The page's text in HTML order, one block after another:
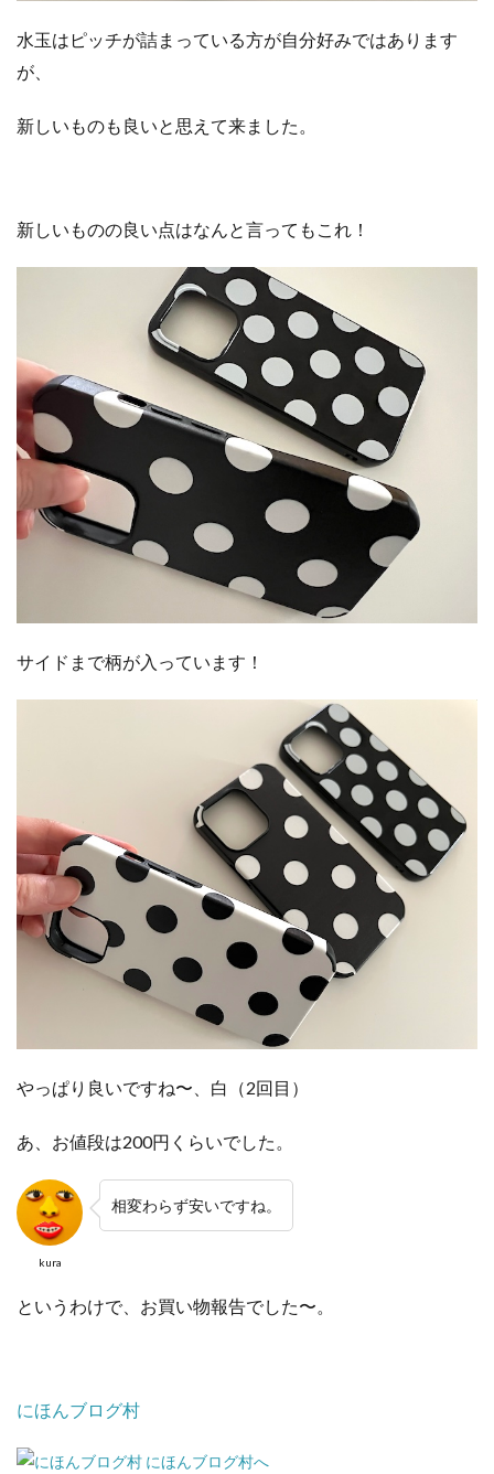
水玉はピッチが詰まっている方が自分好みではあります
が、
新しいものも良いと思えて来ました。
新しいものの良い点はなんと言ってもこれ！
サイドまで柄が入っています！
やっぱり良いですね〜、白（2回目）
あ、お値段は200円くらいでした。
kura
相変わらず安いですね。
というわけで、お買い物報告でした〜。
にほんブログ村